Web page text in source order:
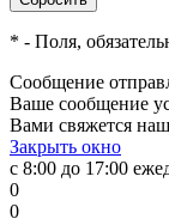
* - Поля,
Сообщение
Ваше сообщение
Вами свяжется
Закрыть окно
с 8:00 до 17:00
0
0